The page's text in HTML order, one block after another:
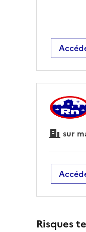
sur
Risques